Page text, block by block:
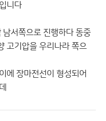
니다
서쪽으로 진행하다 동중
고기압을 우리나라 쪽으
에 장마전선이 형성되어